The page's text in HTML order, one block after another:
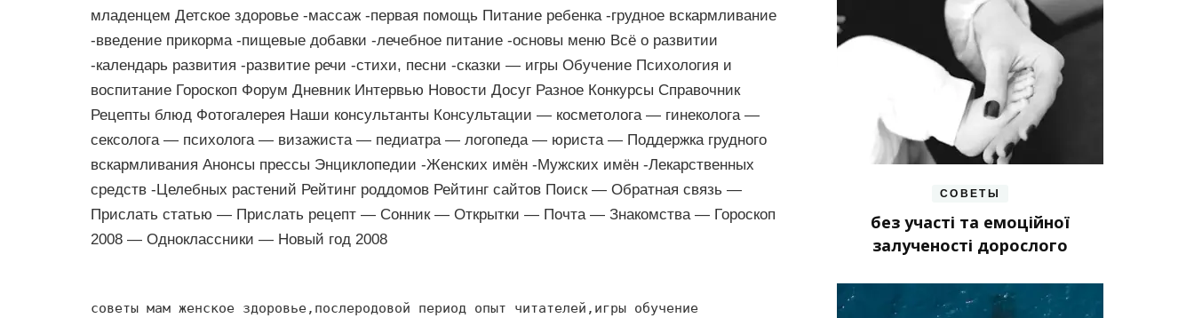
младенцем Детское здоровье -массаж -первая помощь Питание ребенка -грудное вскармливание
-введение прикорма -пищевые добавки -лечебное питание -основы меню Всё о развитии
-календарь развития -развитие речи -стихи, песни -сказки — игры Обучение Психология и
воспитание Гороскоп Форум Дневник Интервью Новости Досуг Разное Конкурсы Справочник
Рецепты блюд Фотогалерея Наши консультанты Консультации — косметолога — гинеколога —
сексолога — психолога — визажиста — педиатра — логопеда — юриста — Поддержка грудного
вскармливания Анонсы прессы Энциклопедии -Женских имён -Мужских имён -Лекарственных
средств -Целебных растений Рейтинг роддомов Рейтинг сайтов Поиск — Обратная связь —
Прислать статью — Прислать рецепт — Сонник — Открытки — Почта — Знакомства — Гороскоп
2008 — Одноклассники — Новый год 2008
советы мам женское здоровье,послеродовой период опыт читателей,игры обучение
СОВЕТЫ
без участі та емоційної
залученості дорослого